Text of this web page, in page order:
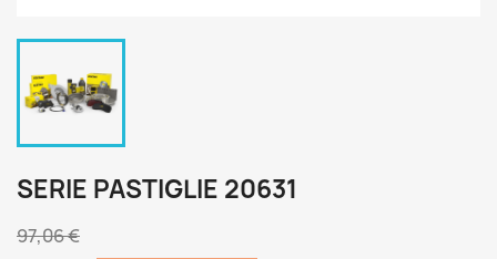
SERIE PASTIGLIE 20631
97,06 €